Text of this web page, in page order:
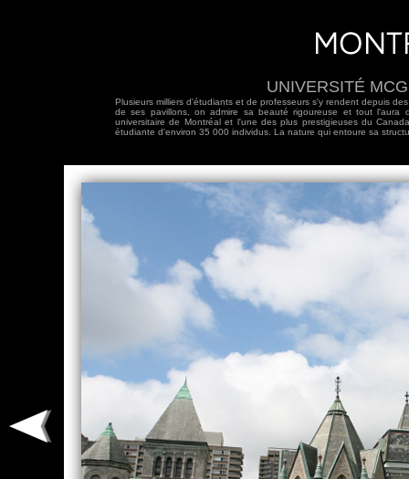
UNIVERSITÉ
Plusieurs milliers d'étudiants et de professeurs s'y rendent depuis
de ses pavillons, on admire sa beauté rigoureuse et tout l'aura
universitaire de Montréal et l'une des plus prestigieuses du
étudiante d'environ 35 000 individus. La nature qui entoure sa